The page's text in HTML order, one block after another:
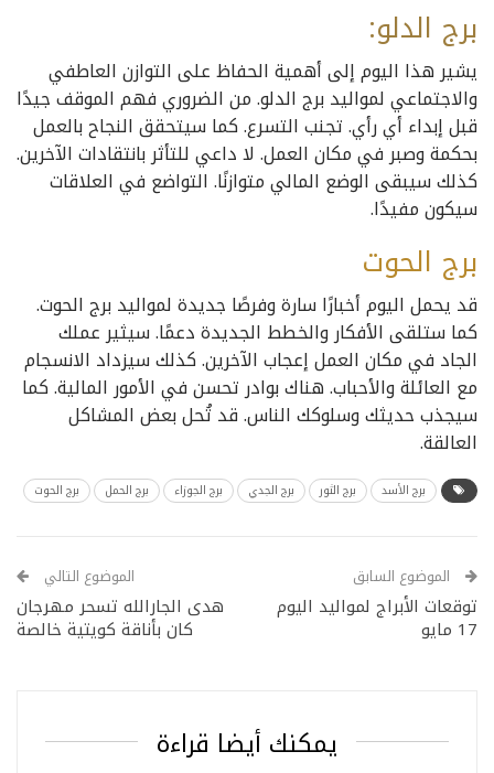
برج الدلو:
يشير هذا اليوم إلى أهمية الحفاظ على التوازن العاطفي
والاجتماعي لمواليد برج الدلو. من الضروري فهم الموقف جيدًا
قبل إبداء أي رأي. تجنب التسرع. كما سيتحقق النجاح بالعمل
بحكمة وصبر في مكان العمل. لا داعي للتأثر بانتقادات الآخرين.
كذلك سيبقى الوضع المالي متوازنًا. التواضع في العلاقات
سيكون مفيدًا.
برج الحوت
قد يحمل اليوم أخبارًا سارة وفرصًا جديدة لمواليد برج الحوت.
كما ستلقى الأفكار والخطط الجديدة دعمًا. سيثير عملك
الجاد في مكان العمل إعجاب الآخرين. كذلك سيزداد الانسجام
مع العائلة والأحباب. هناك بوادر تحسن في الأمور المالية. كما
سيجذب حديثك وسلوكك الناس. قد تُحل بعض المشاكل
العالقة.
برج الأسد برج الثور برج الجدي برج الجوزاء برج الحمل برج الحوت
الموضوع السابق
توقعات الأبراج لمواليد اليوم
17 مايو
الموضوع التالي
هدى الجارالله تسحر مهرجان
كان بأناقة كويتية خالصة
يمكنك أيضا قراءة